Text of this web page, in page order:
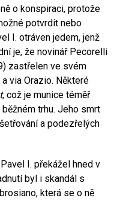
o konspiraci, protože
potvrdit nebo
I. otráven jedem, jenž
je, že novinář Pecorelli
zastřelen ve svém
via Orazio. Některé
, což je munice téměř
trhu. Jeho smrt
a podezřelých
I. překážel hned v
byl i skandál s
která se o ně